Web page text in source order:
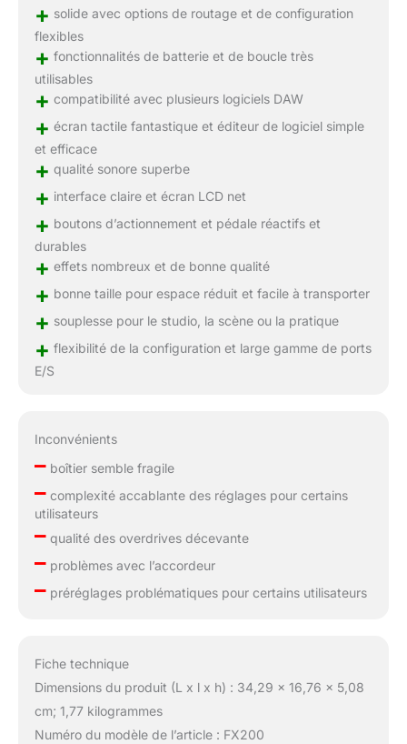
+ solide avec options de routage et de configuration
flexibles
+ fonctionnalités de batterie et de boucle très
utilisables
+ compatibilité avec plusieurs logiciels DAW
+ écran tactile fantastique et éditeur de logiciel simple
et efficace
+ qualité sonore superbe
+ interface claire et écran LCD net
+ boutons d’actionnement et pédale réactifs et
durables
+ effets nombreux et de bonne qualité
+ bonne taille pour espace réduit et facile à transporter
+ souplesse pour le studio, la scène ou la pratique
+ flexibilité de la configuration et large gamme de ports
E/S
Inconvénients
–boîtier semble fragile
–complexité accablante des réglages pour certains
utilisateurs
–qualité des overdrives décevante
–problèmes avec l’accordeur
–préréglages problématiques pour certains utilisateurs
Fiche technique
Dimensions du produit (L x l x h) : 34,29 x 16,76 x 5,08
cm; 1,77 kilogrammes
Numéro du modèle de l’article : FX200